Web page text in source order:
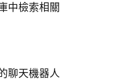
中檢索相關
聊天機器人